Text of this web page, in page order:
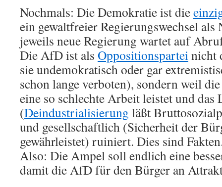
Nochmals: Die Demokratie ist die
ein gewaltfreier Regierungswechsel
jeweils neue Regierung wartet auf
Die AfD ist als Oppositionsparteinicht
sie undemokratisch oder gar
schon lange verboten), sondern weil
eine so schlechte Arbeit leistet und
(Deindustrialisierung läßt
und gesellschaftlich (Sicherheit der
gewährleistet) ruiniert. Dies sind
Also: Die Ampel soll endlich eine
damit die AfD für den Bürger an